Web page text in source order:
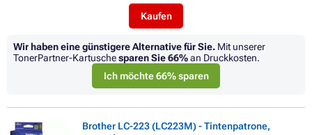
Kaufen
Wir haben eine günstigere Alternative für Sie. Mit unserer
TonerPartner-Kartuschesparen Sie66%an Druckkosten.
Ich möchte 66% sparen
Brother LC-223 (LC223M) - Tintenpatrone,